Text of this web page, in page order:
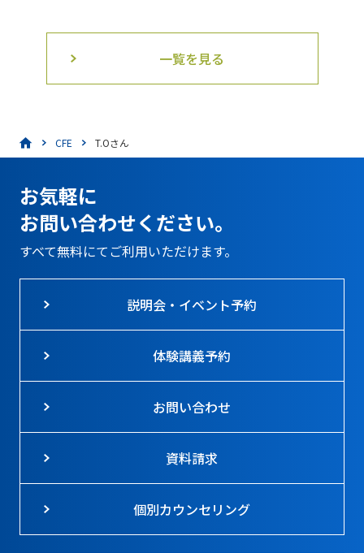
一覧を見る
CFE T.Oさん
お気軽に
お問い合わせください。
すべて無料にてご利用いただけます。
説明会・イベント予約
体験講義予約
お問い合わせ
資料請求
個別カウンセリング